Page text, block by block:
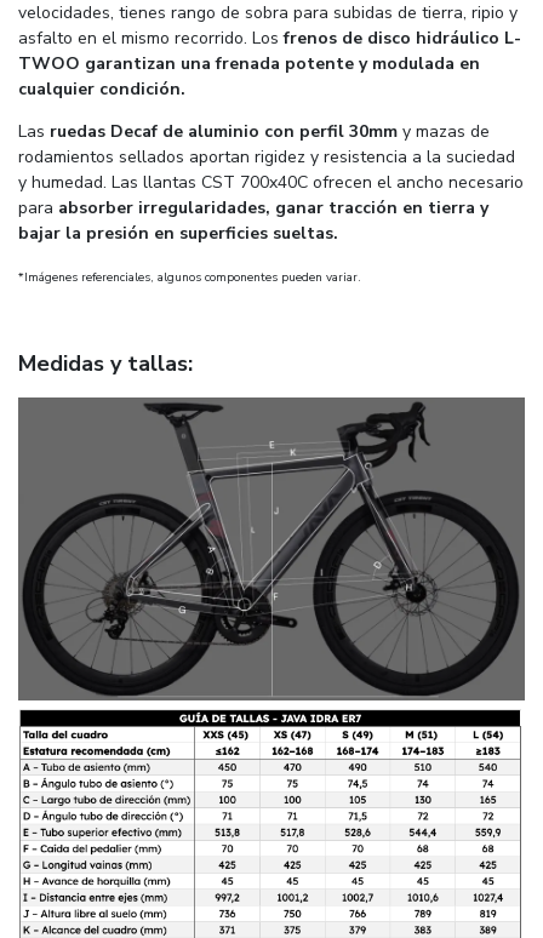
velocidades, tienes rango de sobra para subidas de tierra, ripio y
asfalto en el mismo recorrido. Losfrenos de disco hidráulico L-
TWOO garantizan una frenada potente y modulada en
cualquier condición.
Las ruedas Decaf de aluminio con perfil 30mm y mazas de
rodamientos sellados aportan rigidez y resistencia a la suciedad
y humedad. Las llantas CST 700x40C ofrecen el ancho necesario
para absorber irregularidades, ganar tracción en tierra y
bajar la presión en superficies sueltas.
*Imágenes referenciales, algunos componentes pueden variar.
Medidas y tallas: